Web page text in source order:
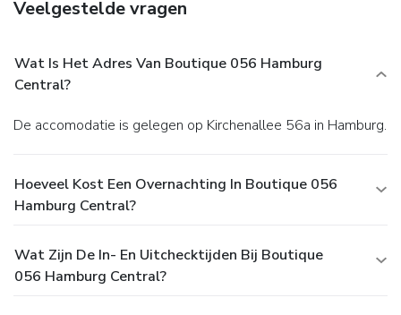
Veelgestelde vragen
Wat Is Het Adres Van Boutique 056 Hamburg
Central?
De accomodatie is gelegen op Kirchenallee 56a in Hamburg.
Hoeveel Kost Een Overnachting In Boutique 056
Hamburg Central?
Wat Zijn De In- En Uitchecktijden Bij Boutique
056 Hamburg Central?